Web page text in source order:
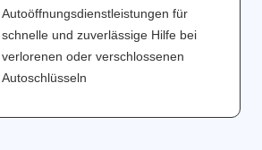
Autoöffnungsdienstleistungen für
schnelle und zuverlässige Hilfe bei
verlorenen oder verschlossenen
Autoschlüsseln